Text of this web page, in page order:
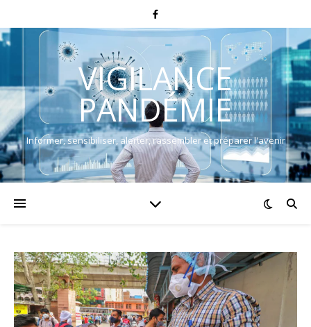
VIGILANCE
PANDÉMIE
Informer, sensibiliser, alerter, rassembler et préparer l'avenir